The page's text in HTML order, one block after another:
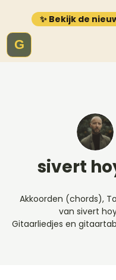
✨ Bekijk de
G
sivert
Akkoorden (chords),
van sivert
Gitaarliedjes en